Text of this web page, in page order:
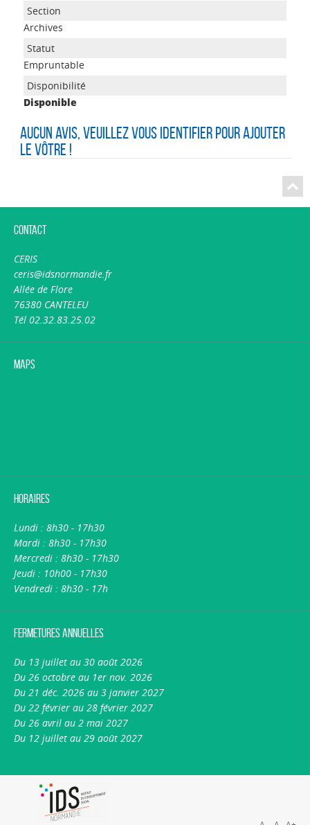
Archives
Empruntable
Disponible
Aucun avis, veuillez vous identifier pour ajouter
le vôtre !
Contact
CERIS
ceris@idsnormandie.fr
Allée de Flore
76380 CANTELEU
Tél 02.32.83.25.02
Maps
Horaires
Lundi : 8h30 - 17h30
Mardi : 8h30 - 17h30
Mercredi : 8h30 - 17h30
Jeudi : 10h00 - 17h30
Vendredi : 8h30 - 17h
Fermetures annuelles
Du 13 juillet au 30 août 2026
Du 26 octobre au 1er nov. 2026
Du 21 déc. 2026 au 3 janvier 2027
Du 22 février au 28 février 2027
Du 26 avril au 2 mai 2027
Du 12 juillet au 29 août 2027